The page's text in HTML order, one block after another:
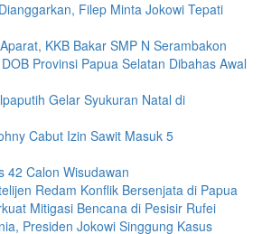
Filep Minta Jokowi Tepati
KKB Bakar SMP N Serambakon
Provinsi Papua Selatan Dibahas Awal
Gelar Syukuran Natal di
Cabut Izin Sawit Masuk 5
42 Calon Wisudawan
Redam Konflik Bersenjata di Papua
Mitigasi Bencana di Pesisir Rufei
Presiden Jokowi Singgung Kasus